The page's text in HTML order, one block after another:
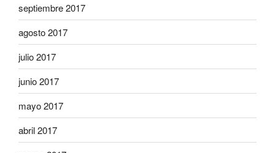
septiembre 2017
agosto 2017
julio 2017
junio 2017
mayo 2017
abril 2017